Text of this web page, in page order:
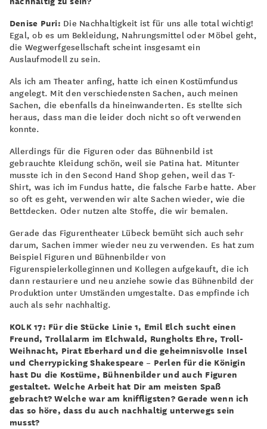
Denise Puri: Die Nachhaltigkeit ist für uns alle total wichtig!
Egal, ob es um Bekleidung, Nahrungsmittel oder Möbel geht,
die Wegwerfgesellschaft scheint insgesamt ein
Auslaufmodell zu sein.
Als ich am Theater anfing, hatte ich einen Kostümfundus
angelegt. Mit den verschiedensten Sachen, auch meinen
Sachen, die ebenfalls da hineinwanderten. Es stellte sich
heraus, dass man die leider doch nicht so oft verwenden
konnte.
Allerdings für die Figuren oder das Bühnenbild ist
gebrauchte Kleidung schön, weil sie Patina hat. Mitunter
musste ich in den Second Hand Shop gehen, weil das T-
Shirt, was ich im Fundus hatte, die falsche Farbe hatte. Aber
so oft es geht, verwenden wir alte Sachen wieder, wie die
Bettdecken. Oder nutzen alte Stoffe, die wir bemalen.
Gerade das Figurentheater Lübeck bemüht sich auch sehr
darum, Sachen immer wieder neu zu verwenden. Es hat zum
Beispiel Figuren und Bühnenbilder von
Figurenspielerkolleginnen und Kollegen aufgekauft, die ich
dann restauriere und neu anziehe sowie das Bühnenbild der
Produktion unter Umständen umgestalte. Das empfinde ich
auch als sehr nachhaltig.
KOLK 17: Für die Stücke Linie 1, Emil Elch sucht einen
Freund, Trollalarm im Elchwald, Rungholts Ehre, Troll-
Weihnacht, Pirat Eberhard und die geheimnisvolle Insel
und Cherrypicking Shakespeare – Perlen für die Königin
hast Du die Kostüme, Bühnenbilder und auch Figuren
gestaltet. Welche Arbeit hat Dir am meisten Spaß
gebracht? Welche war am kniffligsten? Gerade wenn ich
das so höre, dass du auch nachhaltig unterwegs sein
musst?